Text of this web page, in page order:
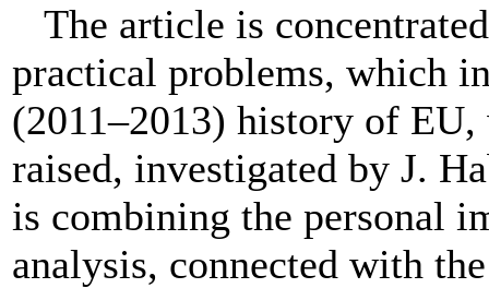
The article is
practical problems, which
(2011–2013) history of
raised, investigated by J.
is combining the personal
analysis, connected with